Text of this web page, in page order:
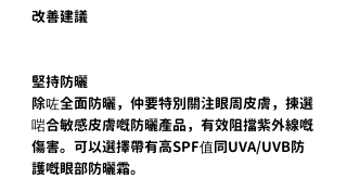
改善建議
堅持防曬
除咗全面防曬，仲要特別關注眼周皮膚，揀選
啱合敏感皮膚嘅防曬產品，有效阻擋紫外線嘅
傷害。可以選擇帶有高SPF值同UVA/UVB防
護嘅眼部防曬霜。